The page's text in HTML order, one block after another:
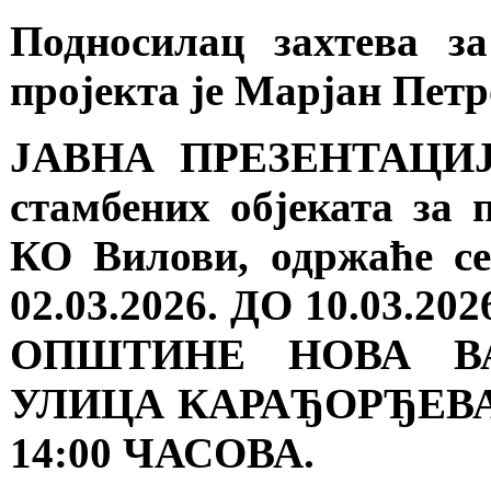
Подносилац захтева
пројекта је Марјан
ЈАВНА ПРЕЗЕНТАЦИЈА
стамбених објеката за
КО Вилови, одржаће
02.03.2026. ДО
ОПШТИНЕ НОВА
УЛИЦА
14:00 ЧАСОВА.